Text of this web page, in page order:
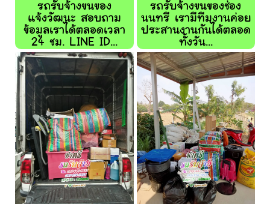
รถรับจ้างขนของ
แจ้งวัฒนะ สอบถาม
ข้อมูลเราได้ตลอดเวลา
24 ชม. LINE ID...
รถรับจ้างขนของช่อง
นนทรี เรามีทีมงานค่อย
ประสานงานกันได้ตลอด
ทั้งวัน...